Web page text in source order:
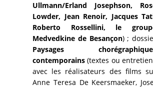
Ullmann/Erland Josephson,
Lowder, Jean Renoir, Jacques
Roberto Rossellini, le
Medvedkine de Besançon) ;
Paysages
contemporains (textes ou
avec les réalisateurs des films
Anne Teresa De Keersmaeker,